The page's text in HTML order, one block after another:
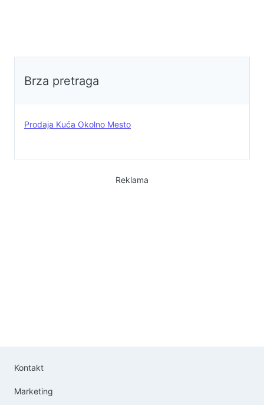
Brza pretraga
Prodaja Kuća Okolno Mesto
Reklama
Kontakt
Marketing